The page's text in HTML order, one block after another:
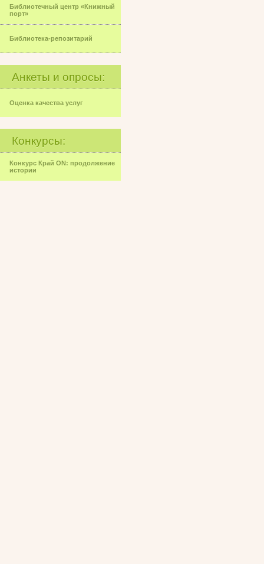
Библиотечный центр «Книжный
порт»
Библиотека-репозитарий
Анкеты и опросы:
Оценка качества услуг
Конкурсы:
Конкурс Край ON: продолжение
истории